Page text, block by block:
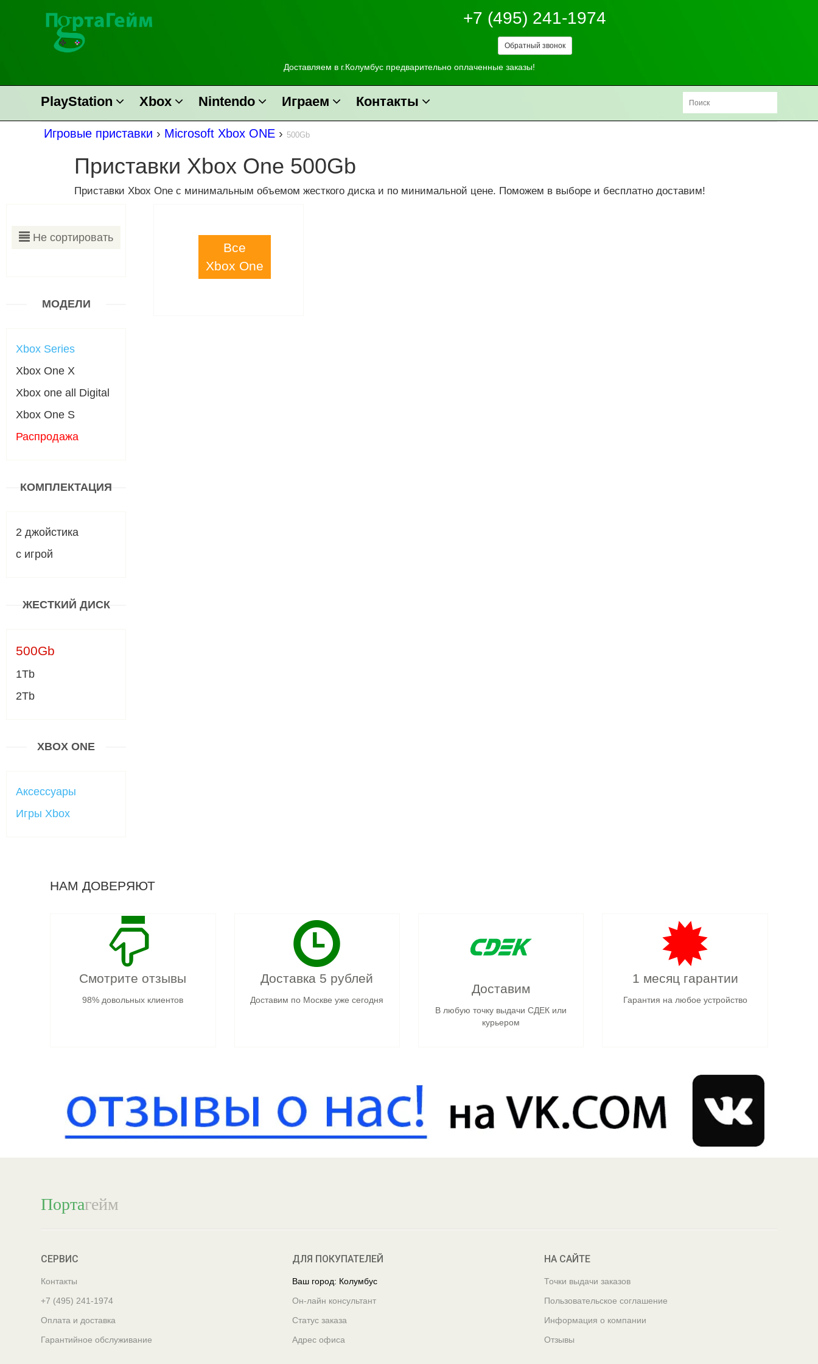
+7 (495) 241-1974
Обратный звонок
Доставляем в г.Колумбус предварительно оплаченные заказы!
PlayStation Xbox Nintendo Играем Контакты
Игровые приставки › Microsoft Xbox ONE › 500Gb
Приставки Xbox One 500Gb
Приставки Xbox One с минимальным объемом жесткого диска и по минимальной цене. Поможем в выборе и бесплатно доставим!
Не сортировать
МОДЕЛИ
Xbox Series
Xbox One X
Xbox one all Digital
Xbox One S
Распродажа
КОМПЛЕКТАЦИЯ
2 джойстика
с игрой
ЖЕСТКИЙ ДИСК
500Gb
1Tb
2Tb
XBOX ONE
Аксессуары
Игры Xbox
Все
Xbox One
НАМ ДОВЕРЯЮТ
Смотрите отзывы
98% довольных клиентов
Доставка 5 рублей
Доставим по Москве уже сегодня
Доставим
В любую точку выдачи СДЕК или
курьером
1 месяц гарантии
Гарантия на любое устройство
Портагейм
СЕРВИС
Контакты
+7 (495) 241-1974
Оплата и доставка
Гарантийное обслуживание
ДЛЯ ПОКУПАТЕЛЕЙ
Ваш город: Колумбус
Он-лайн консультант
Статус заказа
Адрес офиса
НА САЙТЕ
Точки выдачи заказов
Пользовательское соглашение
Информация о компании
Отзывы